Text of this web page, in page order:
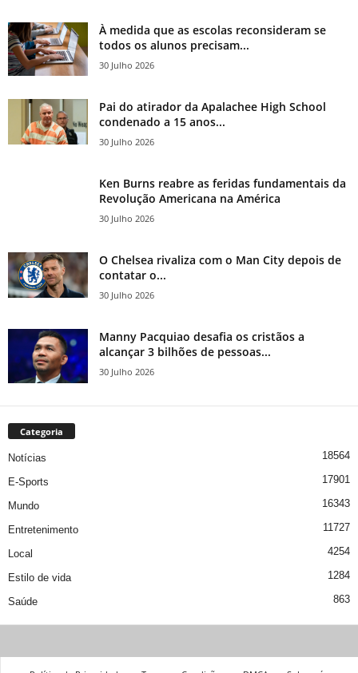
À medida que as escolas reconsideram se
todos os alunos precisam...
30 Julho 2026
Pai do atirador da Apalachee High School
condenado a 15 anos...
30 Julho 2026
Ken Burns reabre as feridas fundamentais da
Revolução Americana na América
30 Julho 2026
O Chelsea rivaliza com o Man City depois de
contatar o...
30 Julho 2026
Manny Pacquiao desafia os cristãos a
alcançar 3 bilhões de pessoas...
30 Julho 2026
Categoria
Notícias 18564
E-Sports 17901
Mundo 16343
Entretenimento 11727
Local 4254
Estilo de vida 1284
Saúde 863